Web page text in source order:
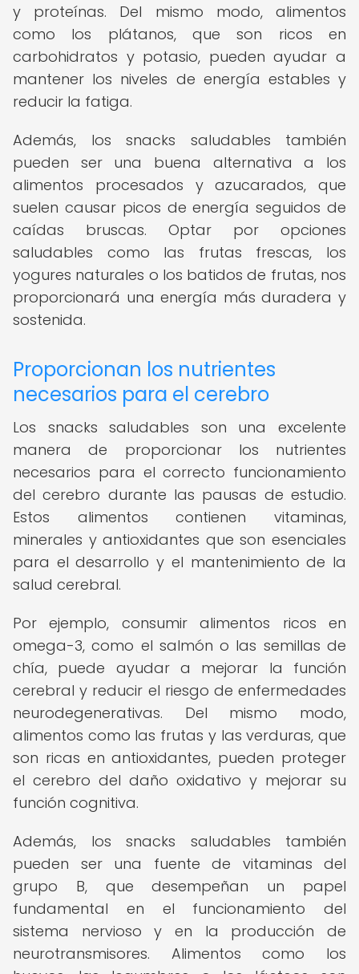
y proteínas. Del mismo modo, alimentos
como los plátanos, que son ricos en
carbohidratos y potasio, pueden ayudar a
mantener los niveles de energía estables y
reducir la fatiga.
Además, los snacks saludables también
pueden ser una buena alternativa a los
alimentos procesados y azucarados, que
suelen causar picos de energía seguidos de
caídas bruscas. Optar por opciones
saludables como las frutas frescas, los
yogures naturales o los batidos de frutas, nos
proporcionará una energía más duradera y
sostenida.
Proporcionan los nutrientes
necesarios para el cerebro
Los snacks saludables son una excelente
manera de proporcionar los nutrientes
necesarios para el correcto funcionamiento
del cerebro durante las pausas de estudio.
Estos alimentos contienen vitaminas,
minerales y antioxidantes que son esenciales
para el desarrollo y el mantenimiento de la
salud cerebral.
Por ejemplo, consumir alimentos ricos en
omega-3, como el salmón o las semillas de
chía, puede ayudar a mejorar la función
cerebral y reducir el riesgo de enfermedades
neurodegenerativas. Del mismo modo,
alimentos como las frutas y las verduras, que
son ricas en antioxidantes, pueden proteger
el cerebro del daño oxidativo y mejorar su
función cognitiva.
Además, los snacks saludables también
pueden ser una fuente de vitaminas del
grupo B, que desempeñan un papel
fundamental en el funcionamiento del
sistema nervioso y en la producción de
neurotransmisores. Alimentos como los